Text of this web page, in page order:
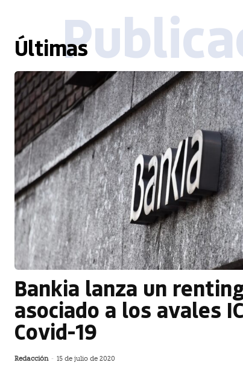
Últimas
Bankia lanza un
asociado a los avales
Covid-19
Redacción - 15 de julio de 2020